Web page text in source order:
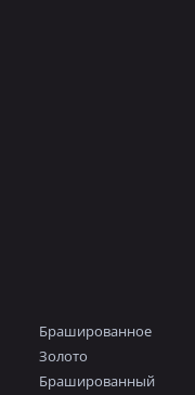
Брашированное
Золото
Брашированный